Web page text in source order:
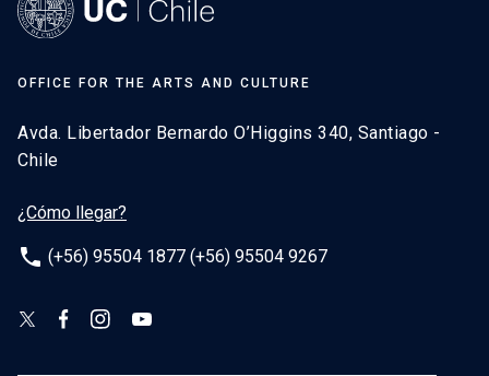
OFFICE FOR THE ARTS AND CULTURE
Avda. Libertador Bernardo O’Higgins 340, Santiago -
Chile
¿Cómo llegar?
phone (+56) 95504 1877 (+56) 95504 9267